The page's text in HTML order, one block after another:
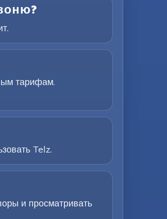
тарифам.
Telz.
и просматривать